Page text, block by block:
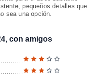
pequeños detalles que
sea una opción.
con amigos